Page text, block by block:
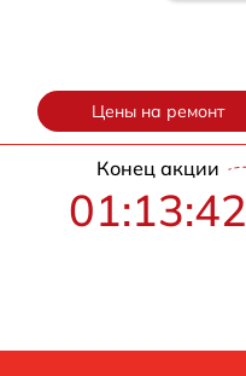
Цены на ремонт
Конец акции
01:13:42